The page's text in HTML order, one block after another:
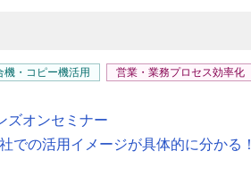
機・コピー機活用
営業・業務プロセス効率化
ズオンセミナー
での活用イメージが具体的に分かる！